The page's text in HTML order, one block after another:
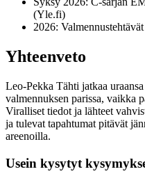
(Yle.fi)
2026:
Yhteenveto
Leo-Pekka Tähti jatkaa
valmennuksen parissa, vaikka
Viralliset tiedot ja lähteet
ja tulevat tapahtumat pitävät
areenoilla.
Usein kysytyt